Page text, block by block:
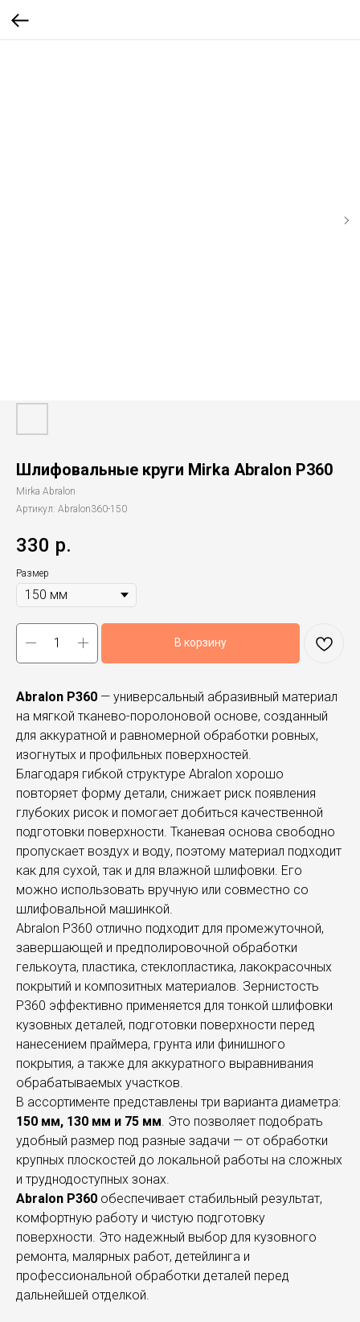
Шлифовальные круги Mirka Abralon P360
Mirka Abralon
Артикул: Abralon360-150
330 р.
Размер
В корзину
Abralon P360 — универсальный абразивный материал
на мягкой тканево-поролоновой основе, созданный
для аккуратной и равномерной обработки ровных,
изогнутых и профильных поверхностей.
Благодаря гибкой структуре Abralon хорошо
повторяет форму детали, снижает риск появления
глубоких рисок и помогает добиться качественной
подготовки поверхности. Тканевая основа свободно
пропускает воздух и воду, поэтому материал подходит
как для сухой, так и для влажной шлифовки. Его
можно использовать вручную или совместно со
шлифовальной машинкой.
Abralon P360 отлично подходит для промежуточной,
завершающей и предполировочной обработки
гелькоута, пластика, стеклопластика, лакокрасочных
покрытий и композитных материалов. Зернистость
P360 эффективно применяется для тонкой шлифовки
кузовных деталей, подготовки поверхности перед
нанесением праймера, грунта или финишного
покрытия, а также для аккуратного выравнивания
обрабатываемых участков.
В ассортименте представлены три варианта диаметра:
150 мм, 130 мм и 75 мм . Это позволяет подобрать
удобный размер под разные задачи — от обработки
крупных плоскостей до локальной работы на сложных
и труднодоступных зонах.
Abralon P360 обеспечивает стабильный результат,
комфортную работу и чистую подготовку
поверхности. Это надежный выбор для кузовного
ремонта, малярных работ, детейлинга и
профессиональной обработки деталей перед
дальнейшей отделкой.